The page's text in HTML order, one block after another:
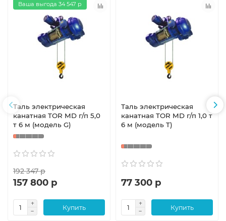
Ваша выгода 34 547 р
Таль электрическая
канатная TOR MD г/п 5,0
т 6 м (модель G)
192 347 р
157 800 р
Купить
Таль электрическая
канатная TOR MD г/п 1,0 т
6 м (модель T)
77 300 р
Купить